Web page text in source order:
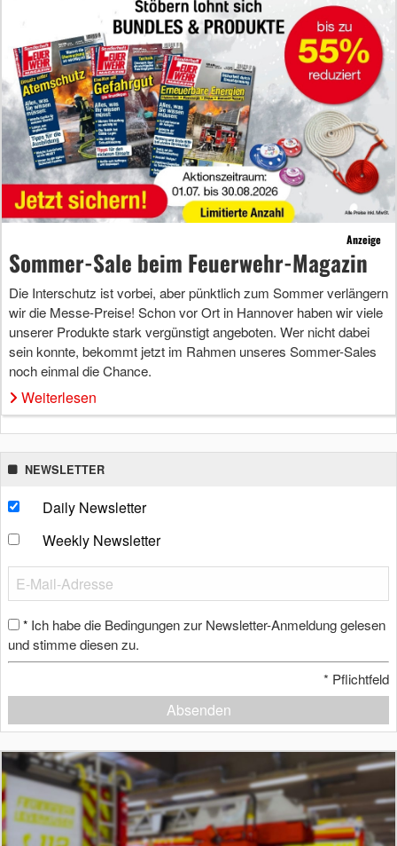
Anzeige
Sommer-Sale beim Feuerwehr-Magazin
Die Interschutz ist vorbei, aber pünktlich zum Sommer verlängern
wir die Messe-Preise! Schon vor Ort in Hannover haben wir viele
unserer Produkte stark vergünstigt angeboten. Wer nicht dabei
sein konnte, bekommt jetzt im Rahmen unseres Sommer-Sales
noch einmal die Chance.
Weiterlesen
NEWSLETTER
Daily Newsletter
Weekly Newsletter
* Ich habe die Bedingungen zur Newsletter-Anmeldung gelesen
und stimme diesen zu.
* Pflichtfeld
Absenden